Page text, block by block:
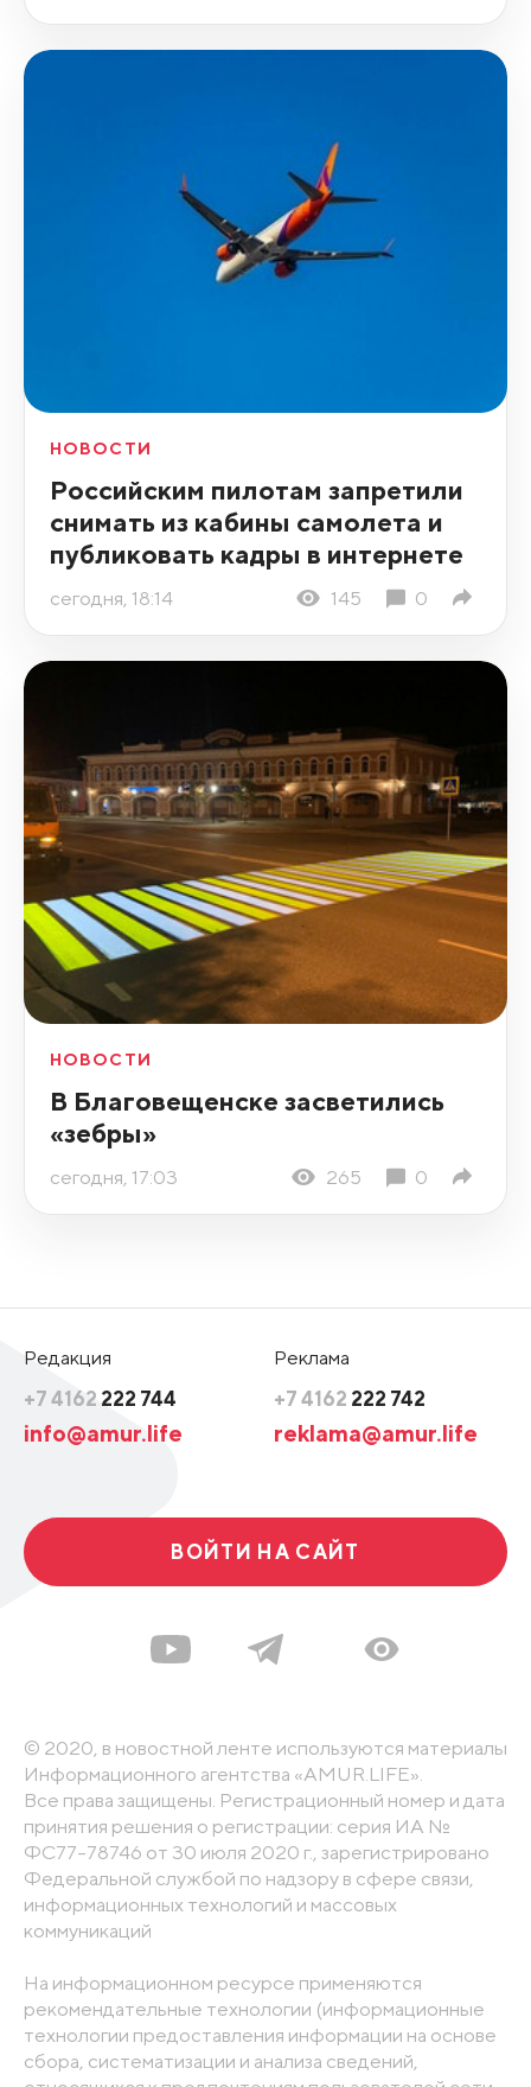
НОВОСТИ
Российским пилотам запретили
снимать из кабины самолета и
публиковать кадры в интернете
сегодня, 18:14 145 0
НОВОСТИ
В Благовещенске засветились
«зебры»
сегодня, 17:03 265 0
Редакция
+7 4162 222 744
info@amur.life
Реклама
+7 4162 222 742
reklama@amur.life
ВОЙТИ НА САЙТ
© 2020, в новостной ленте используются материалы
Информационного агентства «AMUR.LIFE».
Все права защищены. Регистрационный номер и дата
принятия решения о регистрации: серия ИА №
ФС77-78746 от 30 июля 2020 г., зарегистрировано
Федеральной службой по надзору в сфере связи,
информационных технологий и массовых
коммуникаций
На информационном ресурсе применяются
рекомендательные технологии (информационные
технологии предоставления информации на основе
сбора, систематизации и анализа сведений,